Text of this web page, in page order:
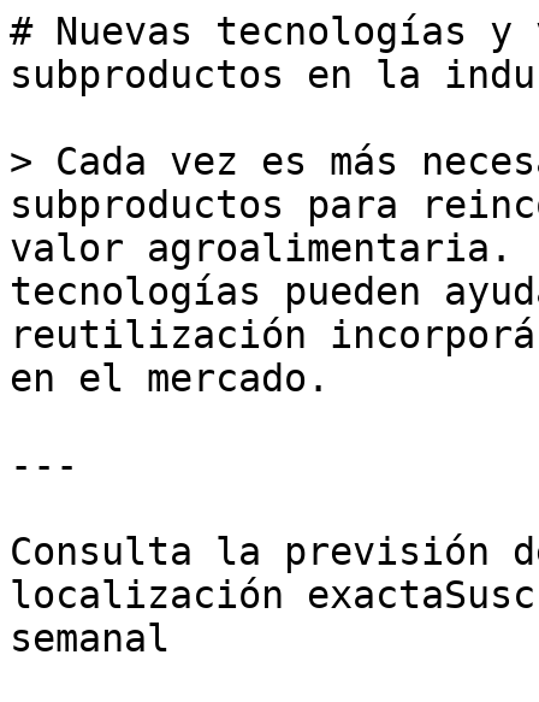
# Nuevas tecnologías
subproductos en la
> Cada vez es más
subproductos para
valor agroalimentaria.
tecnologías pueden
reutilización
en el mercado.
---
Consulta la previsión
localización
semanal